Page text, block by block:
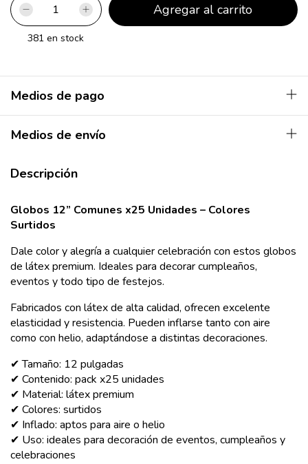
381 en stock
Medios de pago
Medios de envío
Descripción
Globos 12” Comunes x25 Unidades – Colores
Surtidos
Dale color y alegría a cualquier celebración con estos globos
de látex premium. Ideales para decorar cumpleaños,
eventos y todo tipo de festejos.
Fabricados con látex de alta calidad, ofrecen excelente
elasticidad y resistencia. Pueden inflarse tanto con aire
como con helio, adaptándose a distintas decoraciones.
✔ Tamaño: 12 pulgadas
✔ Contenido: pack x25 unidades
✔ Material: látex premium
✔ Colores: surtidos
✔ Inflado: aptos para aire o helio
✔ Uso: ideales para decoración de eventos, cumpleaños y
celebraciones